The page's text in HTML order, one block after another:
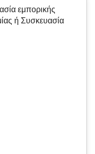
εμπορικής
ή Συσκευασία